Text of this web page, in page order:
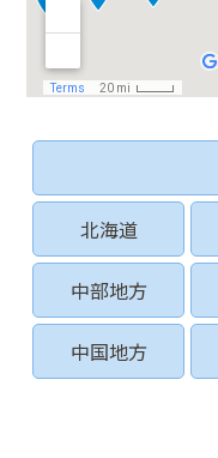
北海道
中部地方
中国地方